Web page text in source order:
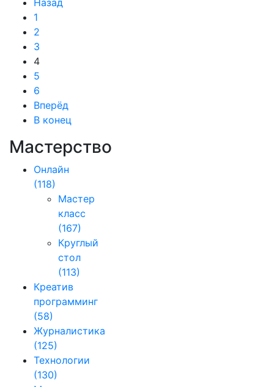
Назад
1
2
3
4
5
6
Вперёд
В конец
Мастерство
Онлайн
(118)
Мастер
класс
(167)
Круглый
стол
(113)
Креатив
программинг
(58)
Журналистика
(125)
Технологии
(130)